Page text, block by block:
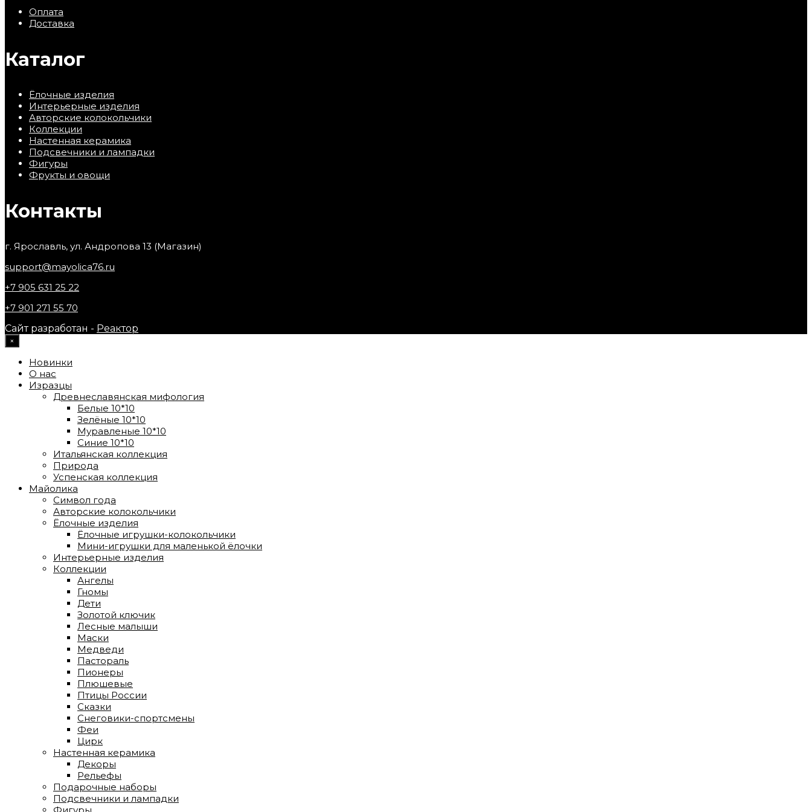
Оплата
Доставка
Каталог
Ёлочные изделия
Интерьерные изделия
Авторские колокольчики
Коллекции
Настенная керамика
Подсвечники и лампадки
Фигуры
Фрукты и овощи
Контакты
г. Ярославль, ул. Андропова 13 (Магазин)
support@mayolica76.ru
+7 905 631 25 22
+7 901 271 55 70
Сайт разработан - Реактор
×
Новинки
О нас
Изразцы
Древнеславянская мифология
Белые 10*10
Зелёные 10*10
Муравленые 10*10
Синие 10*10
Итальянская коллекция
Природа
Успенская коллекция
Майолика
Символ года
Авторские колокольчики
Ёлочные изделия
Ёлочные игрушки-колокольчики
Мини-игрушки для маленькой ёлочки
Интерьерные изделия
Коллекции
Ангелы
Гномы
Дети
Золотой ключик
Лесные малыши
Маски
Медведи
Пастораль
Пионеры
Плюшевые
Птицы России
Сказки
Снеговики-спортсмены
Феи
Цирк
Настенная керамика
Декоры
Рельефы
Подарочные наборы
Подсвечники и лампадки